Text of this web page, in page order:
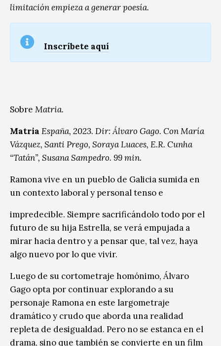
limitación empieza a generar poesía.
Inscríbete aquí
Sobre Matria.
Matria España, 2023. Dir: Álvaro Gago. Con María
Vázquez, Santi Prego, Soraya Luaces, E.R. Cunha
“Tatán”, Susana Sampedro. 99 min.
Ramona vive en un pueblo de Galicia sumida en
un contexto laboral y personal tenso e
impredecible. Siempre sacrificándolo todo por el
futuro de su hija Estrella, se verá empujada a
mirar hacia dentro y a pensar que, tal vez, haya
algo nuevo por lo que vivir.
Luego de su cortometraje homónimo, Álvaro
Gago opta por continuar explorando a su
personaje Ramona en este largometraje
dramático y crudo que aborda una realidad
repleta de desigualdad. Pero no se estanca en el
drama, sino que también se convierte en un film